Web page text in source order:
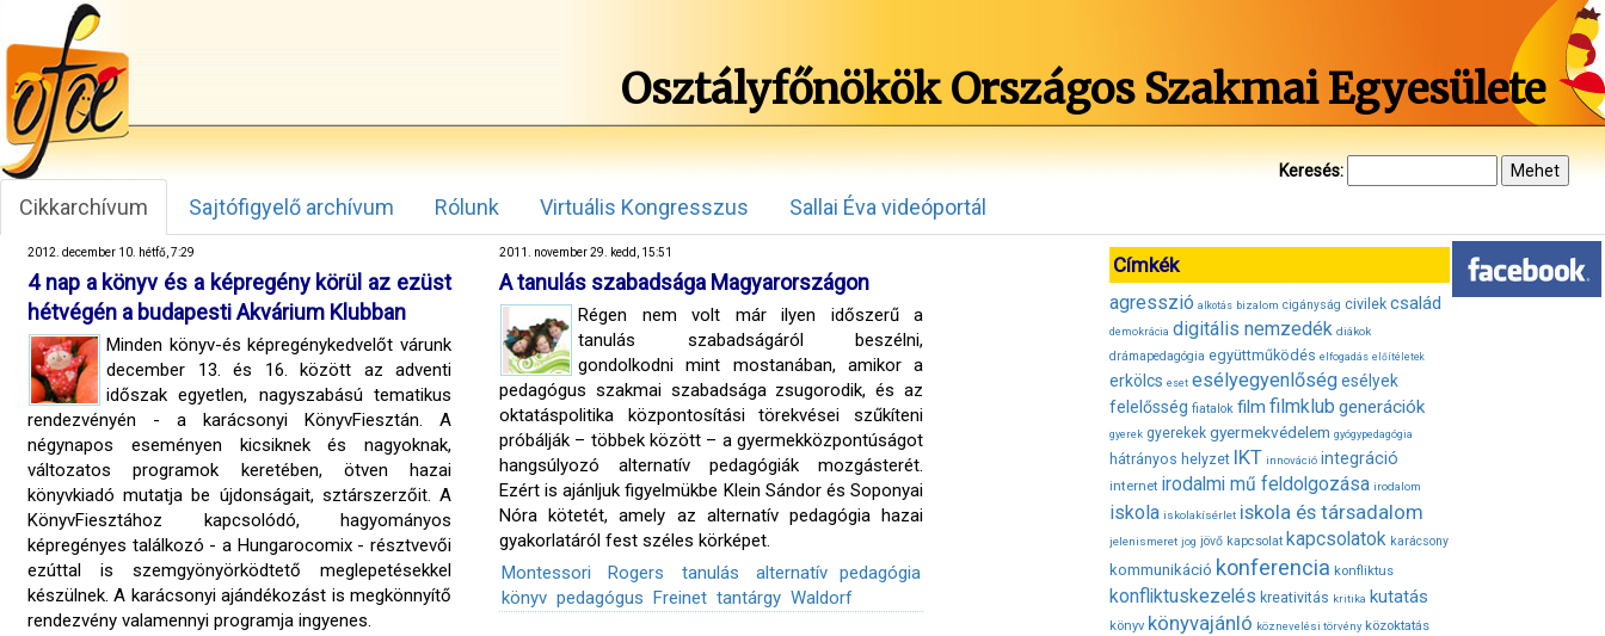
Osztályfőnökök Országos Szakmai Egyesülete
Keresés:
Cikkarchívum Sajtófigyelő archívum Rólunk Virtuális Kongresszus Sallai Éva videóportál
2012. december 10. hétfő, 7:29
4 nap a könyv és a képregény körül az ezüst
hétvégén a budapesti Akvárium Klubban
Minden könyv-és képregénykedvelőt várunk
december 13. és 16. között az adventi
időszak egyetlen, nagyszabású tematikus
rendezvényén - a karácsonyi KönyvFiesztán. A
négynapos eseményen kicsiknek és nagyoknak,
változatos programok keretében, ötven hazai
könyvkiadó mutatja be újdonságait, sztárszerzőit. A
KönyvFiesztához kapcsolódó, hagyományos
képregényes találkozó - a Hungarocomix - résztvevői
ezúttal is szemgyönyörködtető meglepetésekkel
készülnek. A karácsonyi ajándékozást is megkönnyítő
rendezvény valamennyi programja ingyenes.
2011. november 29. kedd, 15:51
A tanulás szabadsága Magyarországon
Régen nem volt már ilyen időszerű a
tanulás szabadságáról beszélni,
gondolkodni mint mostanában, amikor a
pedagógus szakmai szabadsága zsugorodik, és az
oktatáspolitika központosítási törekvései szűkíteni
próbálják – többek között – a gyermekközpontúságot
hangsúlyozó alternatív pedagógiák mozgásterét.
Ezért is ajánljuk figyelmükbe Klein Sándor és Soponyai
Nóra kötetét, amely az alternatív pedagógia hazai
gyakorlatáról fest széles körképet.
Montessori
Rogers tanulás
alternatív pedagógia
könyv pedagógus Freinet tantárgy Waldorf
Címkék
agresszió alkotás bizalom cigányság civilek család
demokrácia digitális nemzedék diákok
drámapedagógia együttműködés elfogadás előítéletek
erkölcs eset esélyegyenlőségesélyek
felelősség fiatalok film filmklub generációk
gyerek gyerekek gyermekvédelem gyógypedagógia
hátrányos helyzet IKT innováció integráció
internet irodalmi mű feldolgozása irodalom
iskola iskolakísérlet iskola és társadalom
jelenismeret jog jövő kapcsolat kapcsolatok karácsony
kommunikáció konferencia konfliktus
konfliktuskezelés kreativitás kritika kutatás
könyv könyvajánló köznevelési törvény közoktatás